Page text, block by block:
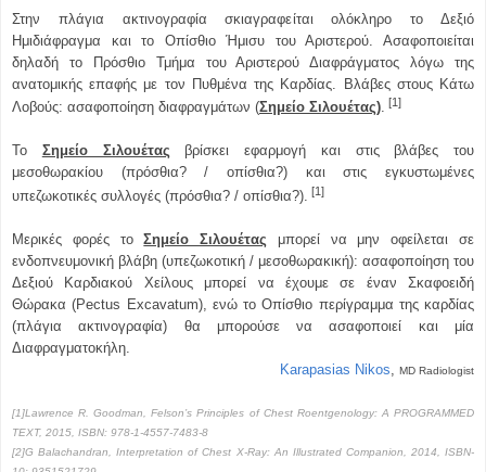
Στην πλάγια ακτινογραφία σκιαγραφείται ολόκληρο το Δεξιό
Ημιδιάφραγμα και το Οπίσθιο Ήμισυ του Αριστερού. Ασαφοποιείται
δηλαδή το Πρόσθιο Τμήμα του Αριστερού Διαφράγματος λόγω της
ανατομικής επαφής με τον Πυθμένα της Καρδίας. Βλάβες στους Κάτω
Λοβούς: ασαφοποίηση διαφραγμάτων (Σημείο Σιλουέτας). [1]
Το Σημείο Σιλουέτας βρίσκει εφαρμογή και στις βλάβες του
μεσοθωρακίου (πρόσθια? / οπίσθια?) και στις εγκυστωμένες
υπεζωκοτικές συλλογές (πρόσθια? / οπίσθια?). [1]
Μερικές φορές τοΣημείο Σιλουέτας μπορεί να μην οφείλεται σε
ενδοπνευμονική βλάβη (υπεζωκοτική / μεσοθωρακική): ασαφοποίηση του
Δεξιού Καρδιακού Χείλους μπορεί να έχουμε σε έναν Σκαφοειδή
Θώρακα (Pectus Excavatum), ενώ το Οπίσθιο περίγραμμα της καρδίας
(πλάγια ακτινογραφία) θα μπορούσε να ασαφοποιεί και μία
Διαφραγματοκήλη.
Karapasias Nikos
MD Radiologist
[1]Lawrence R. Goodman, Felson’s Principles of Chest Roentgenology: A PROGRAMMED
TEXT, 2015, ISBN: 978-1-4557-7483-8
[2]G Balachandran, Interpretation of Chest X-Ray: An Illustrated Companion, 2014, ISBN-